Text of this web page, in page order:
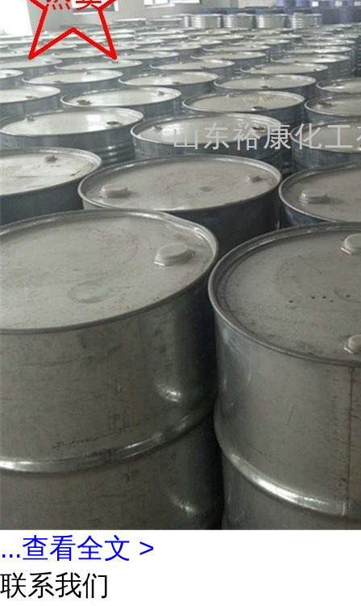
...查看全文 >
联系我们